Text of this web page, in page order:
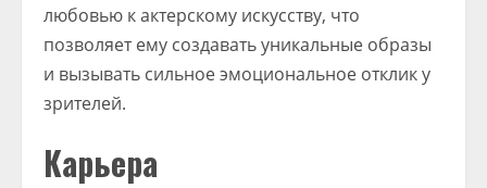
любовью к актерскому искусству, что
позволяет ему создавать уникальные образы
и вызывать сильное эмоциональное отклик у
зрителей.
Карьера